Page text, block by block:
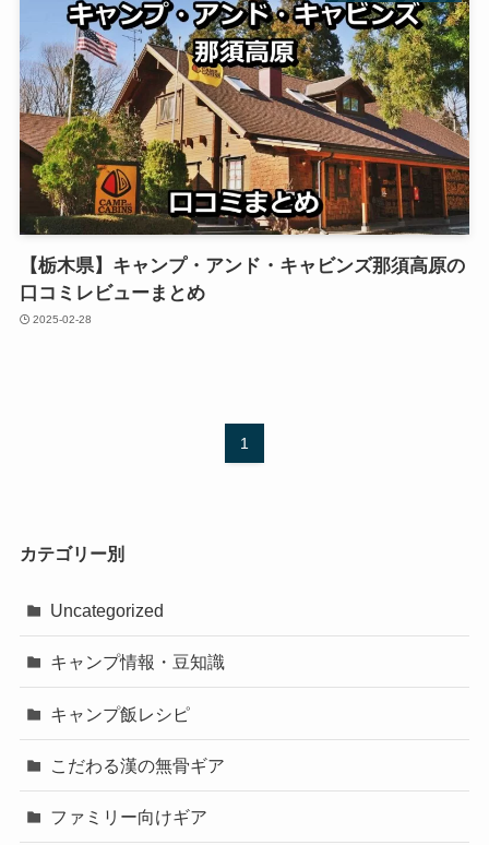
【栃木県】キャンプ・アンド・キャビンズ那須高原の
口コミレビューまとめ
2025-02-28
1
カテゴリー別
Uncategorized
キャンプ情報・豆知識
キャンプ飯レシピ
こだわる漢の無骨ギア
ファミリー向けギア